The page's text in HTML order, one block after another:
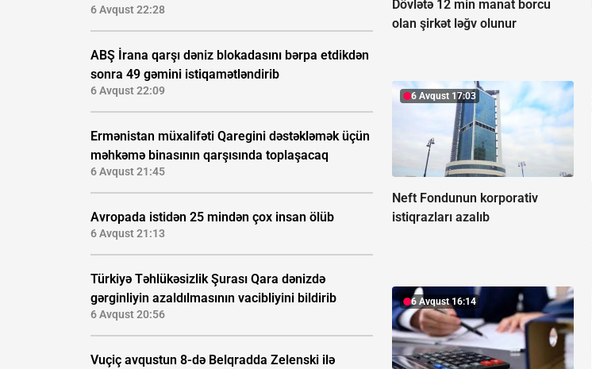
6 Avqust 22:28
ABŞ İrana qarşı dəniz blokadasını bərpa etdikdən
sonra 49 gəmini istiqamətləndirib
6 Avqust 22:09
Ermənistan müxalifəti Qaregini dəstəkləmək üçün
məhkəmə binasının qarşısında toplaşacaq
6 Avqust 21:45
Avropada istidən 25 mindən çox insan ölüb
6 Avqust 21:13
Türkiyə Təhlükəsizlik Şurası Qara dənizdə
gərginliyin azaldılmasının vacibliyini bildirib
6 Avqust 20:56
Vuçiç avqustun 8-də Belqradda Zelenski ilə
Dövlətə 12 min manat borcu
olan şirkət ləğv olunur
6 Avqust 17:03
Neft Fondunun korporativ
istiqrazları azalıb
6 Avqust 16:14